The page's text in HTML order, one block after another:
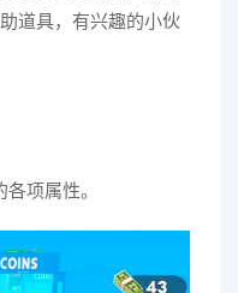
道具，有兴趣的小伙
项属性。